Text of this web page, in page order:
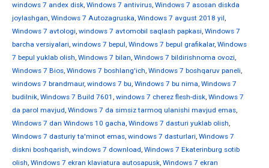
windows 7 andex disk, Windows 7 antivirus, Windows 7 asosan diskda
joylashgan, Windows 7 Autozagruska, Windows 7 avgust 2018 yil,
Windows 7 avtologi, windows 7 avtomobil saqlash papkasi, Windows 7
barcha versiyalari, windows 7 bepul, Windows 7 bepul grafikalar, Windows
7 bepul yuklab olish, Windows 7 bilan, Windows 7 bildirishnoma ovozi,
Windows 7 Bios, Windows 7 boshlang'ich, Windows 7 boshqaruv paneli,
windows 7 brandmaur, windows 7 bu, Windows 7 bu nima, Windows 7
budilnik, Windows 7 Build 7601 , windows 7 cherez flesh-disk, Windows 7
da parol mavjud, Windows 7 da simsiz tarmoq ulanishi mavjud emas,
Windows 7 dan Windows 10 gacha, Windows 7 dasturi yuklab olish,
Windows 7 dasturiy ta'minot emas, windows 7 dasturlari, Windows 7
diskni boshqarish, windows 7 download, Windows 7 Ekaterinburg sotib
olish, Windows 7 ekran klaviatura autosapusk, Windows 7 ekran